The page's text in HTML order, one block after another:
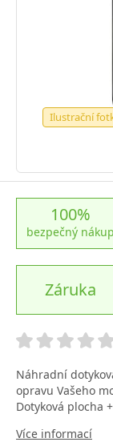
Ilustrační
100%
bezpečný nákup
Záruka
Náhradní
opravu Vašeho
Dotyková plocha
Více informací